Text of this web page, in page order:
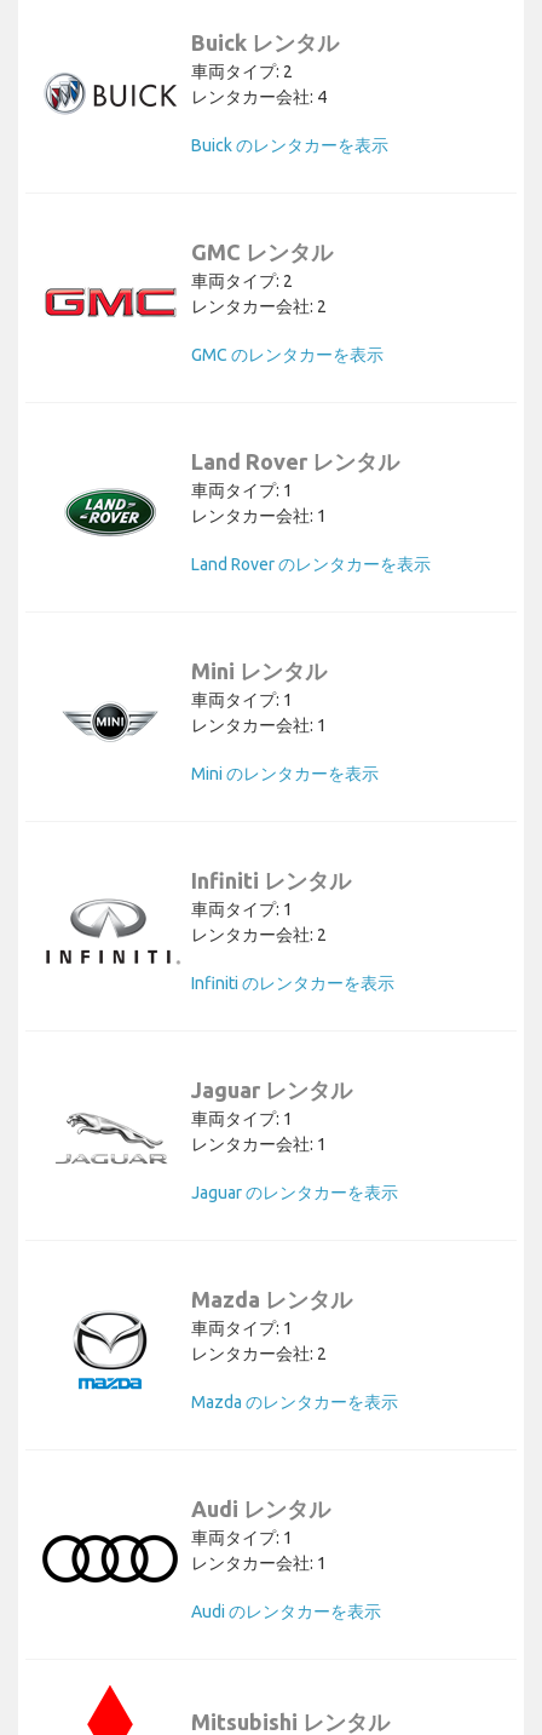
Buick レンタル
車両タイプ: 2
レンタカー会社: 4
Buick のレンタカーを表示
GMC レンタル
車両タイプ: 2
レンタカー会社: 2
GMC のレンタカーを表示
Land Rover レンタル
車両タイプ: 1
レンタカー会社: 1
Land Rover のレンタカーを表示
Mini レンタル
車両タイプ: 1
レンタカー会社: 1
Mini のレンタカーを表示
Infiniti レンタル
車両タイプ: 1
レンタカー会社: 2
Infiniti のレンタカーを表示
Jaguar レンタル
車両タイプ: 1
レンタカー会社: 1
Jaguar のレンタカーを表示
Mazda レンタル
車両タイプ: 1
レンタカー会社: 2
Mazda のレンタカーを表示
Audi レンタル
車両タイプ: 1
レンタカー会社: 1
Audi のレンタカーを表示
Mitsubishi レンタル